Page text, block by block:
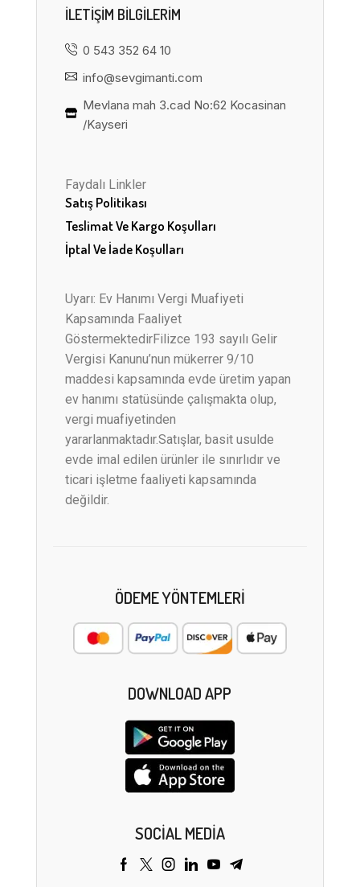
ILETIŞIM BILGILERIM
0 543 352 64 10
info@sevgimanti.com
Mevlana mah 3.cad No:62 Kocasinan
/Kayseri
Faydalı Linkler
Satış Politikası
Teslimat Ve Kargo Koşulları
İptal Ve İade Koşulları
Uyarı: Ev Hanımı Vergi Muafiyeti
Kapsamında Faaliyet
GöstermektedirFilizce 193 sayılı Gelir
Vergisi Kanunu’nun mükerrer 9/10
maddesi kapsamında evde üretim yapan
ev hanımı statüsünde çalışmakta olup,
vergi muafiyetinden
yararlanmaktadır.Satışlar, basit usulde
evde imal edilen ürünler ile sınırlıdır ve
ticari işletme faaliyeti kapsamında
değildir.
ÖDEME YÖNTEMLERI
DOWNLOAD APP
SOCIAL MEDIA